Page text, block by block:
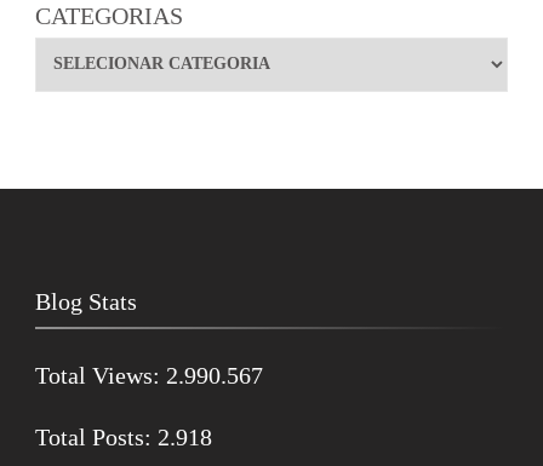
CATEGORIAS
Blog Stats
Total Views: 2.990.567
Total Posts: 2.918